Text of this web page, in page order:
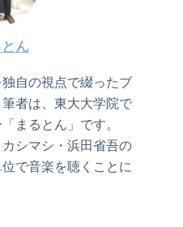
ん
自の視点で綴ったブ
者は、東大大学院で
まるとん」です。
シマシ・浜田省吾の
で音楽を聴くことに